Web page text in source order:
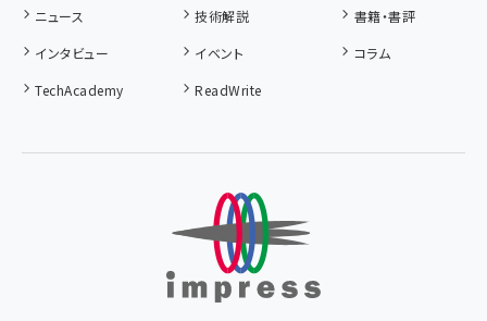
ニュース 技術解説
書籍・書評
インタビュー
イベント
コラム
TechAcademy
ReadWrite